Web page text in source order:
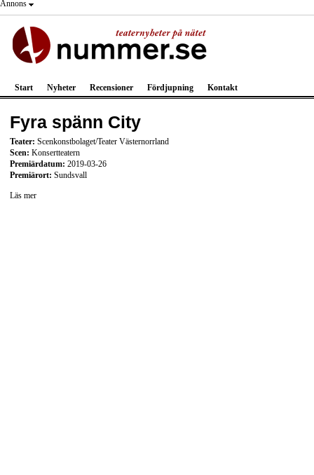
Annons
Start Nyheter Recensioner Fördjupning Kontakt
Fyra spänn City
Teater: Scenkonstbolaget/Teater Västernorrland
Scen: Konsertteatern
Premiärdatum: 2019-03-26
Premiärort: Sundsvall
Läs mer